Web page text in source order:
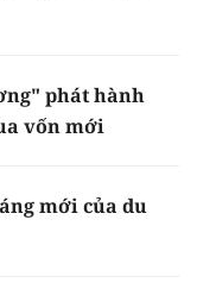
phát hành
vốn mới
mới của du